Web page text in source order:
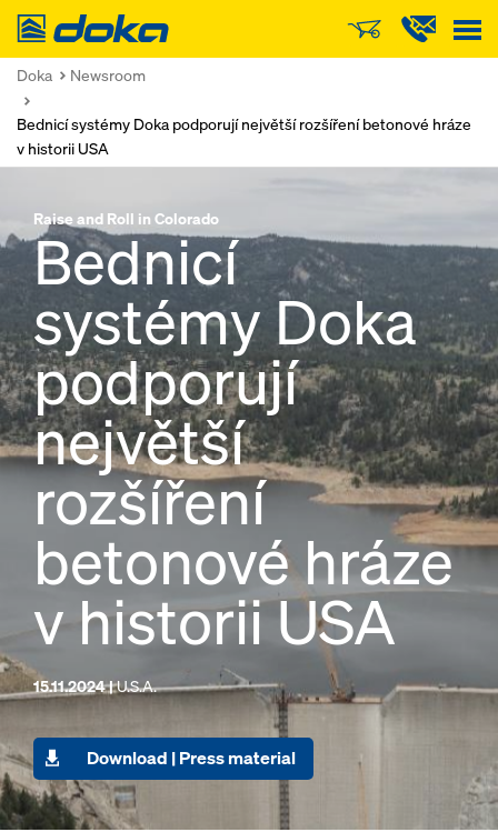
Doka
Doka Newsroom
Bednicí systémy Doka podporují největší rozšíření betonové hráze
v historii USA
Raise and Roll in Colorado
Bednicí
systémy Doka
podporují
největší
rozšíření
betonové hráze
v historii USA
15.11.2024 |U.S.A.
Download | Press material